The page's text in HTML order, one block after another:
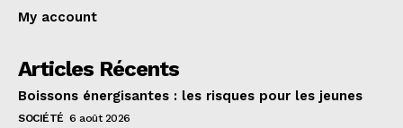
My account
Articles Récents
Boissons énergisantes : les risques pour les jeunes
SOCIÉTÉ 6 août 2026